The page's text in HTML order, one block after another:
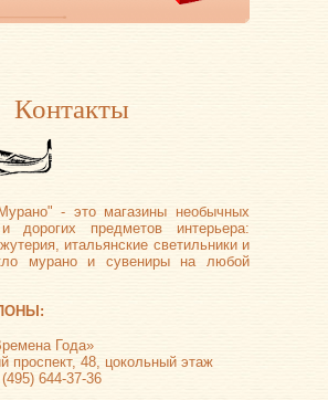
Контакты
- это магазины необычных
дорогих предметов интерьера:
итальянские светильники и
мурано и сувениры на любой
Года»
проспект, 48, цокольный этаж
(495) 644-37-36